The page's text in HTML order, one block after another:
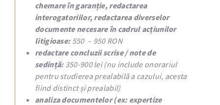
chemare în garanție, redactarea
interogatoriilor, redactarea diverselor
documente necesare în cadrul acțiunilor
litigioase:550 – 950 RON
redactare concluzii scrise / note de
sedință:350-900 lei (nu include onorariul
pentru studierea prealabilă a cazului, acesta
fiind distinct și prealabil)
analiza documentelor (ex: expertize